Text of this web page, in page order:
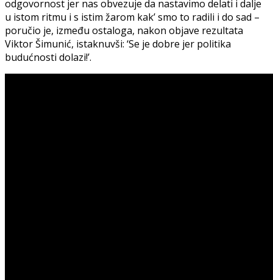
odgovornost jer nas obvezuje da nastavimo delati i dalje
u istom ritmu i s istim žarom kak’ smo to radili i do sad –
poručio je, između ostaloga, nakon objave rezultata
Viktor Šimunić, istaknuvši: ‘Se je dobre jer politika
budućnosti dolazi!’.